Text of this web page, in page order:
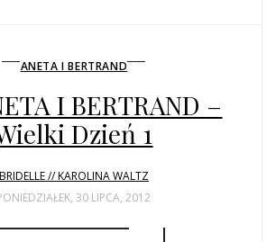
ANETA I BERTRAND
I BERTRAND –
Dzień 1
BRIDELLE // KAROLINA WALTZ
30 LIPCA, 2012